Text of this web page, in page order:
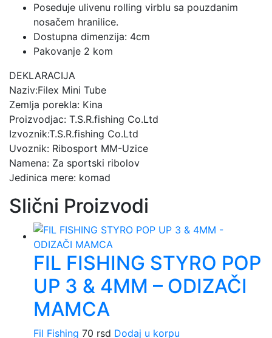
Poseduje ulivenu rolling virblu sa pouzdanim
nosačem hranilice.
Dostupna dimenzija: 4cm
Pakovanje 2 kom
DEKLARACIJA
Naziv:Filex Mini Tube
Zemlja porekla: Kina
Proizvodjac: T.S.R.fishing Co.Ltd
Izvoznik:T.S.R.fishing Co.Ltd
Uvoznik: Ribosport MM-Uzice
Namena: Za sportski ribolov
Jedinica mere: komad
Slični Proizvodi
FIL FISHING STYRO POP
UP 3 & 4MM – ODIZAČI
MAMCA
Fil Fishing 70 rsd Dodaj u korpu